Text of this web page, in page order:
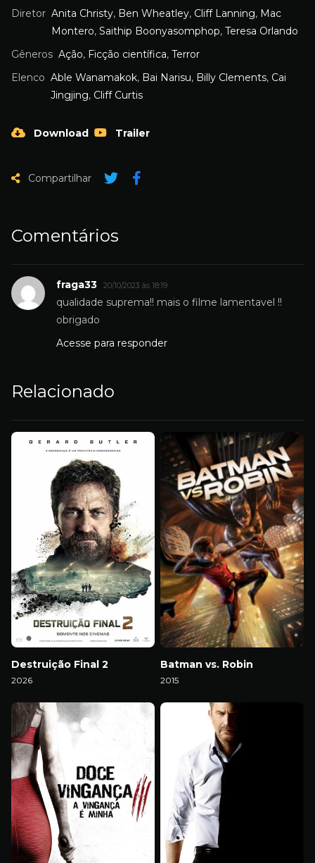
Diretor Anita Christy, Ben Wheatley, Cliff Lanning, Mac
Montero, Saithip Boonyasomphop, Teresa Orlando
Gêneros Ação, Ficção científica, Terror
Elenco Able Wanamakok, Bai Narisu, Billy Clements, Cai
Jingjing, Cliff Curtis
Download Trailer
Compartilhar
Comentários
fraga33 20/10/2023 às 18:19
qualidade suprema!! mais o filme lamentavel !!
obrigado
Acesse para responder
Relacionado
Destruição Final 2
2026
Batman vs. Robin
2015